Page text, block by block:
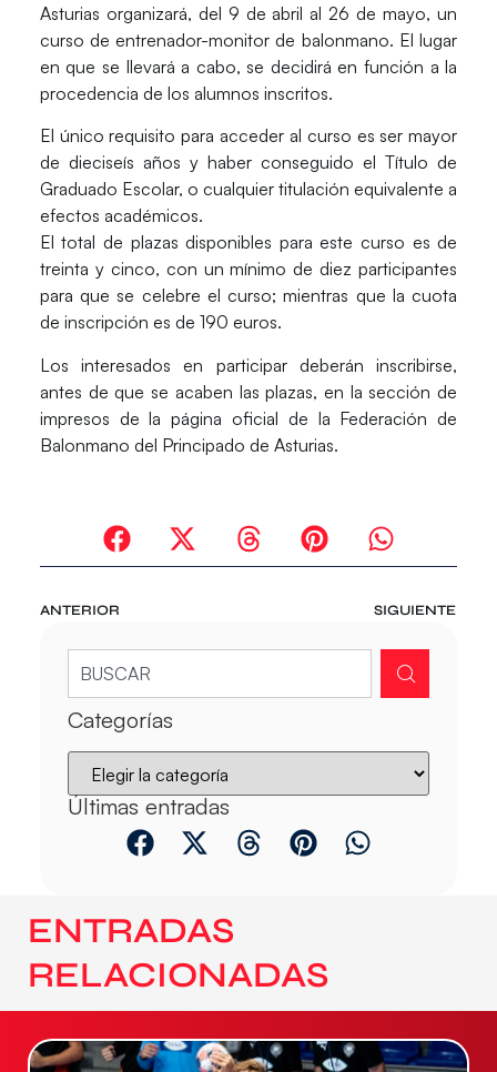
Asturias organizará, del 9 de abril al 26 de mayo, un
curso de entrenador-monitor de balonmano. El lugar
en que se llevará a cabo, se decidirá en función a la
procedencia de los alumnos inscritos.
El único requisito para acceder al curso es ser mayor
de dieciseís años y haber conseguido el Título de
Graduado Escolar, o cualquier titulación equivalente a
efectos académicos.
El total de plazas disponibles para este curso es de
treinta y cinco, con un mínimo de diez participantes
para que se celebre el curso; mientras que la cuota
de inscripción es de 190 euros.
Los interesados en participar deberán inscribirse,
antes de que se acaben las plazas, en la sección de
impresos de la página oficial de la Federación de
Balonmano del Principado de Asturias.
ANTERIOR SIGUIENTE
Categorías
Últimas entradas
ENTRADAS
RELACIONADAS